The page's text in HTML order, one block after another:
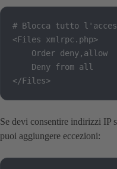
# Blocca tutto
<Files xmlrpc.php>
    Order deny,allow
    Deny from all
</Files>
Se devi consentire indirizzi IP
puoi aggiungere eccezioni: